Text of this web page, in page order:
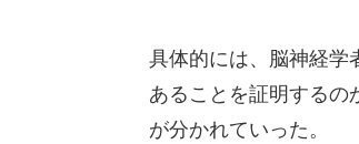
具体的には、脳神経学
あることを証明するの
が分かれていった。